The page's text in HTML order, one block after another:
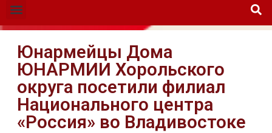
Юнармейцы Дома
ЮНАРМИИ Хорольского
округа посетили филиал
Национального центра
«Россия» во Владивостоке